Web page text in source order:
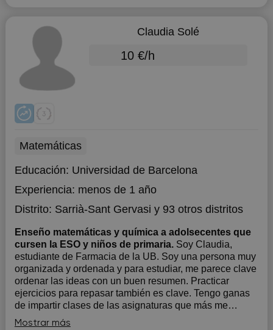
Claudia Solé
10 €/h
Matemáticas
Educación: Universidad de Barcelona
Experiencia: menos de 1 año
Distrito: Sarrià-Sant Gervasi y 93 otros distritos
Enseño matemáticas y química a adolsecentes que
cursen la ESO y niños de primaria. Soy Claudia,
estudiante de Farmacia de la UB. Soy una persona muy
organizada y ordenada y para estudiar, me parece clave
ordenar las ideas con un buen resumen. Practicar
ejercicios para repasar también es clave. Tengo ganas
de impartir clases de las asignaturas que más me
gustan a niños y niñas meno...
Mostrar más